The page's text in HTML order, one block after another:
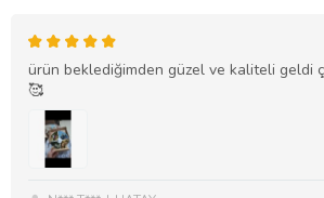
ürün beklediğimden güzel ve kaliteli geldi
🥰